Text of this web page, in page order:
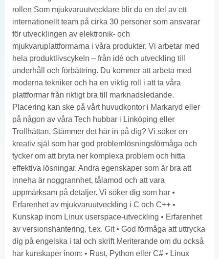
rollen Som mjukvaruutvecklare blir du en del av ett
internationellt team på cirka 30 personer som ansvarar
för utvecklingen av elektronik- och
mjukvaruplattformarna i våra produkter. Vi arbetar med
hela produktlivscykeln – från idé och utveckling till
underhåll och förbättring. Du kommer att arbeta med
moderna tekniker och ha en viktig roll i att ta våra
plattformar från riktigt bra till marknadsledande.
Placering kan ske på vårt huvudkontor i Markaryd eller
på någon av våra Tech hubbar i Linköping eller
Trollhättan. Stämmer det här in på dig? Vi söker en
kreativ själ som har god problemlösningsförmåga och
tycker om att bryta ner komplexa problem och hitta
effektiva lösningar. Andra egenskaper som är bra att
inneha är noggrannhet, tålamod och att vara
uppmärksam på detaljer. Vi söker dig som har •
Erfarenhet av mjukvaruutveckling i C och C++ •
Kunskap inom Linux userspace-utveckling • Erfarenhet
av versionshantering, t.ex. Git • God förmåga att uttrycka
dig på engelska i tal och skrift Meriterande om du också
har kunskaper inom: • Rust, Python eller C# • Linux